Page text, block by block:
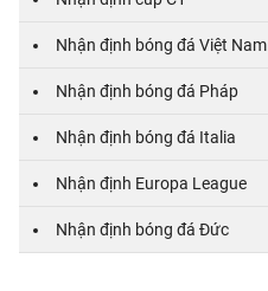
Nhận định bóng đá Việt Nam
Nhận định bóng đá Pháp
Nhận định bóng đá Italia
Nhận định Europa League
Nhận định bóng đá Đức